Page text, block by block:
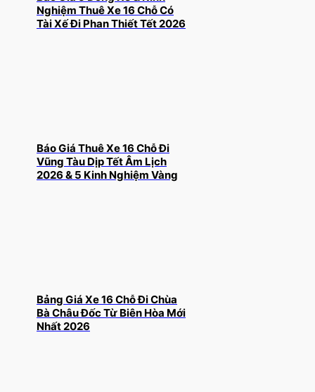
Nghiệm Thuê Xe 16 Chỗ Có
Tài Xế Đi Phan Thiết Tết 2026
Báo Giá Thuê Xe 16 Chỗ Đi
Vũng Tàu Dịp Tết Âm Lịch
2026 & 5 Kinh Nghiệm Vàng
Bảng Giá Xe 16 Chỗ Đi Chùa
Bà Châu Đốc Từ Biên Hòa Mới
Nhất 2026